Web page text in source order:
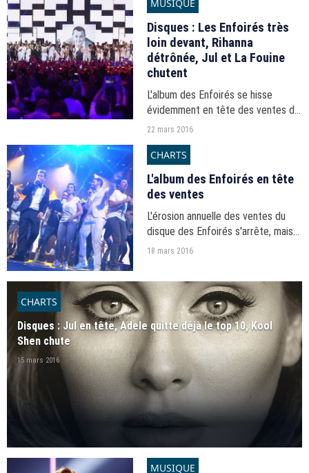
MUSIQUE
Disques : Les Enfoirés très
loin devant, Rihanna
détrônée, Jul et La Fouine
chutent
L'album des Enfoirés se hisse
évidemment en tête des ventes de
disques tandis que, côté singles,
streaming.
22 mars 2016
CHARTS
L'album des Enfoirés en tête
des ventes
L'érosion annuelle des ventes du
disque des Enfoirés s'arrête, mais
le changement de période d'étude
18 mars 2016
CHARTS
Disques : Jul en tête, Adele quitte déjà le top 10, Kool
Shen chute
15 mars 2016
MUSIQUE